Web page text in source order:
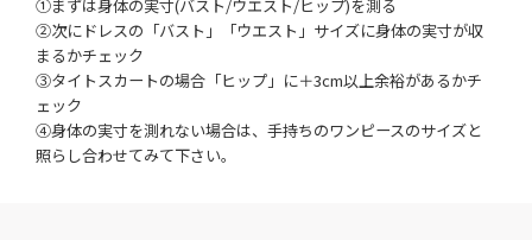
①まずは身体の実寸(バスト/ウエスト/ヒップ)を測る
②次にドレスの「バスト」「ウエスト」サイズに身体の実寸が収
まるかチェック
③タイトスカートの場合「ヒップ」に＋3cm以上余裕があるかチ
ェック
④身体の実寸を測れない場合は、手持ちのワンピースのサイズと
照らし合わせてみて下さい。